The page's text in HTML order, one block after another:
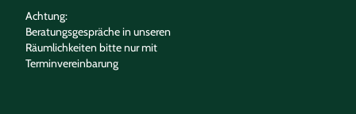
Achtung:
Beratungsgespräche in unseren
Räumlichkeiten bitte nur mit
Terminvereinbarung